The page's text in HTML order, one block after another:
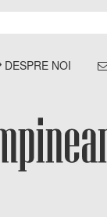
DESPRE NOI